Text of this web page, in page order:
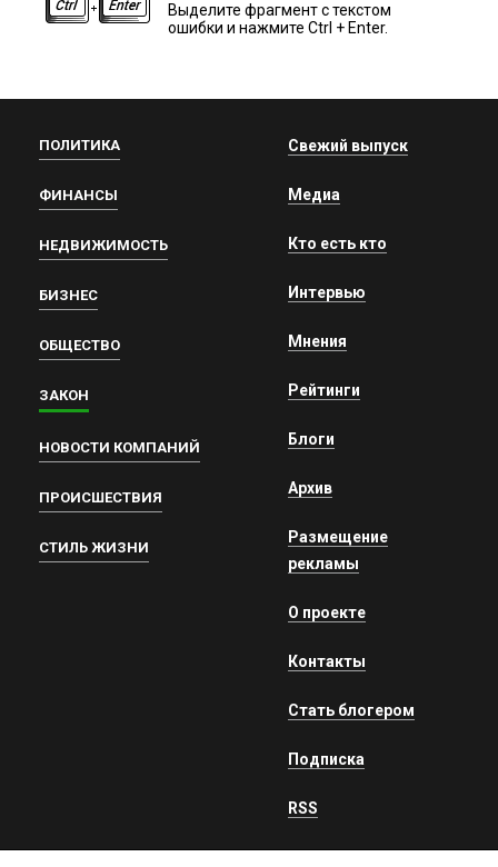
Выделите фрагмент с текстом
ошибки и нажмите Ctrl + Enter.
ПОЛИТИКА
ФИНАНСЫ
НЕДВИЖИМОСТЬ
БИЗНЕС
ОБЩЕСТВО
ЗАКОН
НОВОСТИ КОМПАНИЙ
ПРОИСШЕСТВИЯ
СТИЛЬ ЖИЗНИ
Свежий выпуск
Медиа
Кто есть кто
Интервью
Мнения
Рейтинги
Блоги
Архив
Размещение
рекламы
О проекте
Контакты
Стать блогером
Подписка
RSS